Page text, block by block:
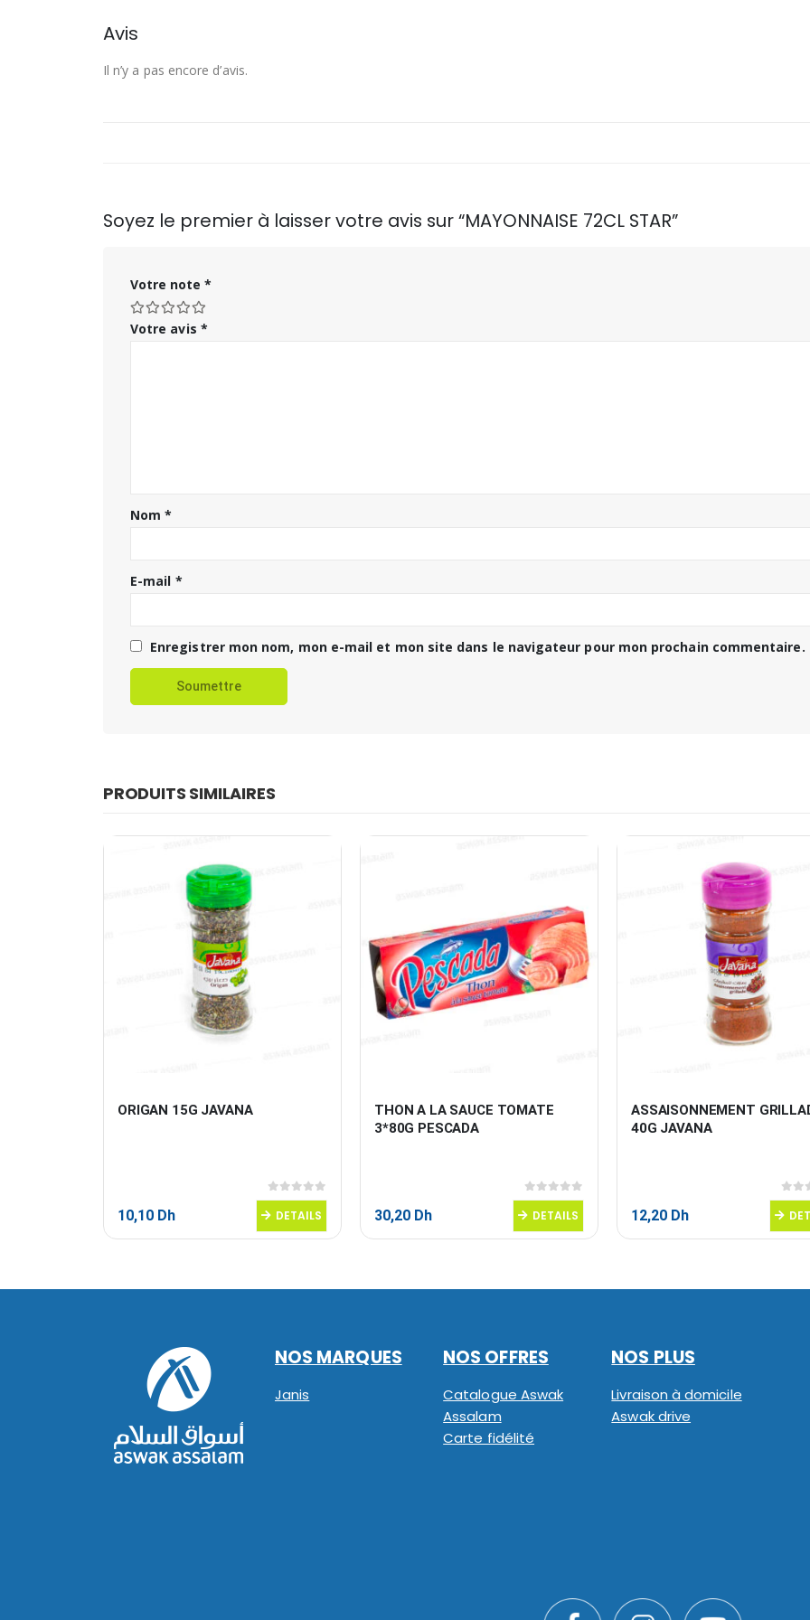
Avis
Il n’y a pas encore d’avis.
Soyez le premier à laisser votre avis sur “MAYONNAISE 72CL STAR”
Votre note *
Votre avis *
Nom*
E-mail *
Enregistrer mon nom, mon e-mail et mon site dans le navigateur pour mon prochain commentaire.
PRODUITS SIMILAIRES
ORIGAN 15G JAVANA
0sur 5
10,10 Dh DETAILS
THON A LA SAUCE TOMATE
3*80G PESCADA
0sur 5
30,20 Dh DETAILS
ASSAISONNEMENT
40G JAVANA
0sur
12,20 Dh
NOS MARQUES
Janis
NOS OFFRES
Catalogue Aswak
Assalam
Carte fidélité
NOS PLUS
Livraison à domicile
Aswak drive